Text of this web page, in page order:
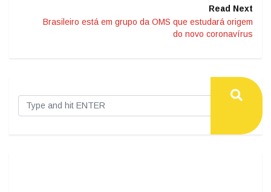
Read Next
Brasileiro está em grupo da OMS que estudará origem
do novo coronavírus